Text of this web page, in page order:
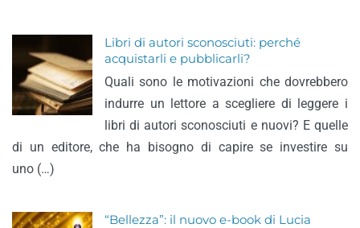
Libri di autori sconosciuti: perché
acquistarli e pubblicarli?
Quali sono le motivazioni che dovrebbero
indurre un lettore a scegliere di leggere i
libri di autori sconosciuti e nuovi? E quelle
di un editore, che ha bisogno di capire se investire su
uno (…)
“Bellezza”: il nuovo e-book di Lucia